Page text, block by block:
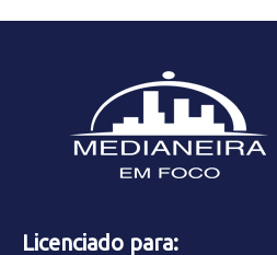
Licenciado para: